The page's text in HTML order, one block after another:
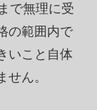
で無理に受
の範囲内で
いこと自体
ん。